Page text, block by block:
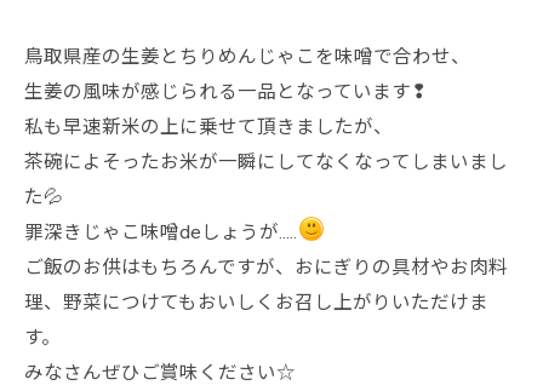
鳥取県産の生姜とちりめんじゃこを味噌で合わせ、
生姜の風味が感じられる一品となっています❢
私も早速新米の上に乗せて頂きましたが、
茶碗によそったお米が一瞬にしてなくなってしまいまし
た💦
罪深きじゃこ味噌deしょうが.....
ご飯のお供はもちろんですが、おにぎりの具材やお肉料
理、野菜につけてもおいしくお召し上がりいただけま
す。
みなさんぜひご賞味ください☆